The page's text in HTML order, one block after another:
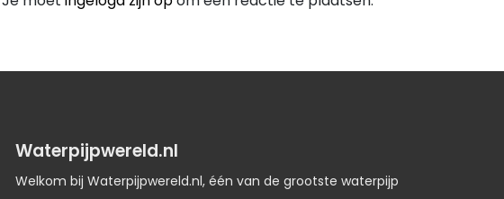
Waterpijpwereld.nl
Welkom bij Waterpijpwereld.nl, één van de grootste waterpijp